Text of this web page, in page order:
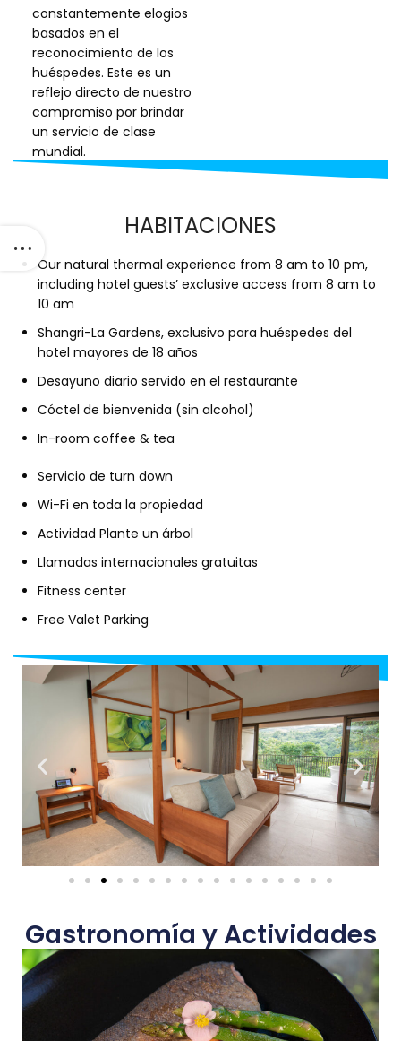
constantemente elogios
basados en el
reconocimiento de los
huéspedes. Este es un
reflejo directo de nuestro
compromiso por brindar
un servicio de clase
mundial.
HABITACIONES
Our natural thermal experience from 8 am to 10 pm,
including hotel guests’ exclusive access from 8 am to
10 am
Shangri-La Gardens, exclusivo para huéspedes del
hotel mayores de 18 años
Desayuno diario servido en el restaurante
Cóctel de bienvenida (sin alcohol)
In-room coffee & tea
Servicio de turn down
Wi-Fi en toda la propiedad
Actividad Plante un árbol
Llamadas internacionales gratuitas
Fitness center
Free Valet Parking
Gastronomía y Actividades